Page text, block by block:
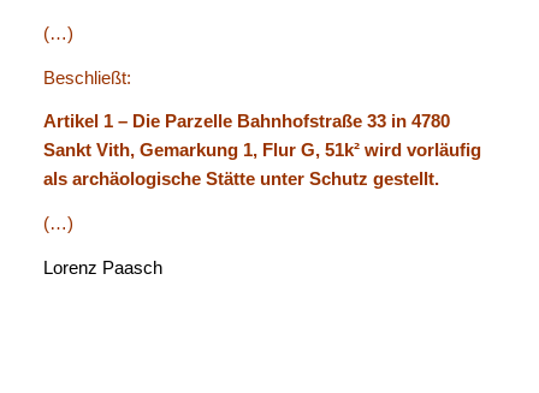
(…)
Beschließt:
Artikel 1 – Die Parzelle Bahnhofstraße 33 in 4780
Sankt Vith, Gemarkung 1, Flur G, 51k² wird vorläufig
als archäologische Stätte unter Schutz gestellt.
(…)
Lorenz Paasch